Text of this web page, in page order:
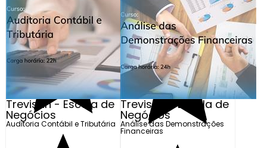
R$ 360,00
Em até 4x de R$ 90,00
Adicionar
R$ 600,00
Em até 7x de R$ 85,71
Adicionar
Trevisan - Escola de
Negócios
Auditoria Contábil e Tributária
Trevisan - Escola de
Negócios
Análise das Demonstrações
Financeiras